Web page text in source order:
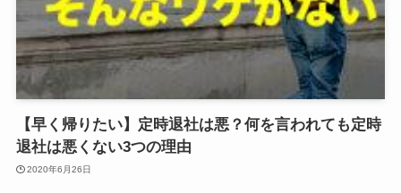
【早く帰りたい】定時退社は悪？何を言われても定時
退社は悪くない3つの理由
2020年6月26日